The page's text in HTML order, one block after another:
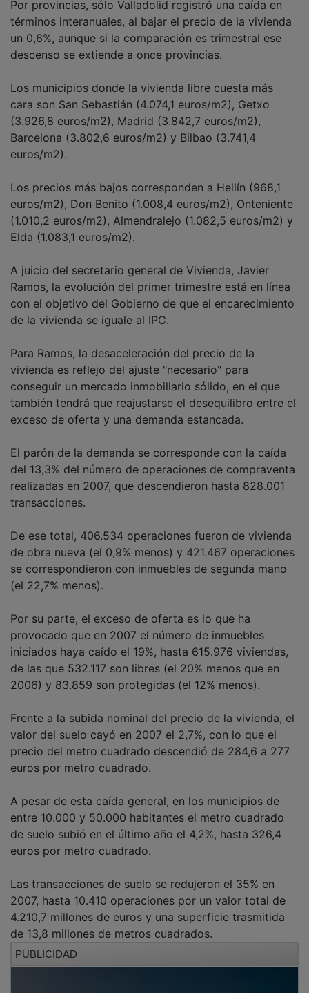
términos interanuales, al bajar el precio de la vivienda
un 0,6%, aunque si la comparación es trimestral ese
descenso se extiende a once provincias.
cara son San Sebastián (4.074,1 euros/m2), Getxo
(3.926,8 euros/m2), Madrid (3.842,7 euros/m2),
Barcelona (3.802,6 euros/m2) y Bilbao (3.741,4
euros/m2).
euros/m2), Don Benito (1.008,4 euros/m2), Onteniente
(1.010,2 euros/m2), Almendralejo (1.082,5 euros/m2) y
Elda (1.083,1 euros/m2).
Ramos, la evolución del primer trimestre está en línea
con el objetivo del Gobierno de que el encarecimiento
de la vivienda se iguale al IPC.
vivienda es reflejo del ajuste "necesario" para
conseguir un mercado inmobiliario sólido, en el que
también tendrá que reajustarse el desequilibro entre el
exceso de oferta y una demanda estancada.
del 13,3% del número de operaciones de compraventa
realizadas en 2007, que descendieron hasta 828.001
transacciones.
de obra nueva (el 0,9% menos) y 421.467 operaciones
se correspondieron con inmuebles de segunda mano
(el 22,7% menos).
provocado que en 2007 el número de inmuebles
iniciados haya caído el 19%, hasta 615.976 viviendas,
de las que 532.117 son libres (el 20% menos que en
2006) y 83.859 son protegidas (el 12% menos).
valor del suelo cayó en 2007 el 2,7%, con lo que el
precio del metro cuadrado descendió de 284,6 a 277
euros por metro cuadrado.
entre 10.000 y 50.000 habitantes el metro cuadrado
de suelo subió en el último año el 4,2%, hasta 326,4
euros por metro cuadrado.
2007, hasta 10.410 operaciones por un valor total de
4.210,7 millones de euros y una superficie trasmitida
de 13,8 millones de metros cuadrados.